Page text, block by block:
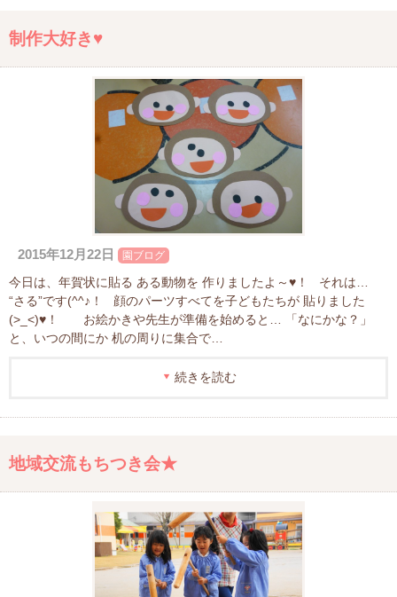
制作大好き♥
2015年12月22日 園ブログ
今日は、年賀状に貼る ある動物を 作りましたよ～♥！ それは…
“さる”です(^^♪！ 顔のパーツすべてを子どもたちが 貼りました
(>_<)♥！ お絵かきや先生が準備を始めると… 「なにかな？」
と、いつの間にか 机の周りに集合で…
続きを読む
地域交流もちつき会★